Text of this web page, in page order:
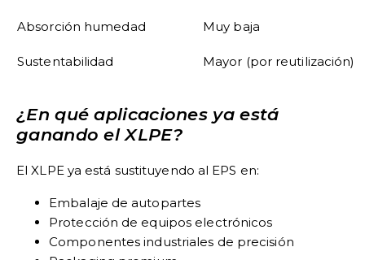
Absorción humedad Muy baja
Sustentabilidad Mayor (por reutilización)
¿En qué aplicaciones ya está
ganando el XLPE?
El XLPE ya está sustituyendo al EPS en:
Embalaje de autopartes
Protección de equipos electrónicos
Componentes industriales de precisión